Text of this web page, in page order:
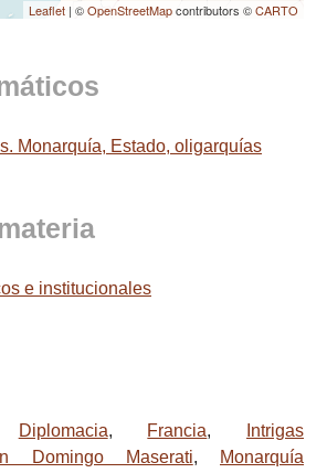
Leaflet | ©OpenStreetMapcontributors ©CARTO
Monarquía, Estado, oligarquías
e institucionales
Diplomacia, Francia,
Intrigas
Domingo Maserati,
Monarquía